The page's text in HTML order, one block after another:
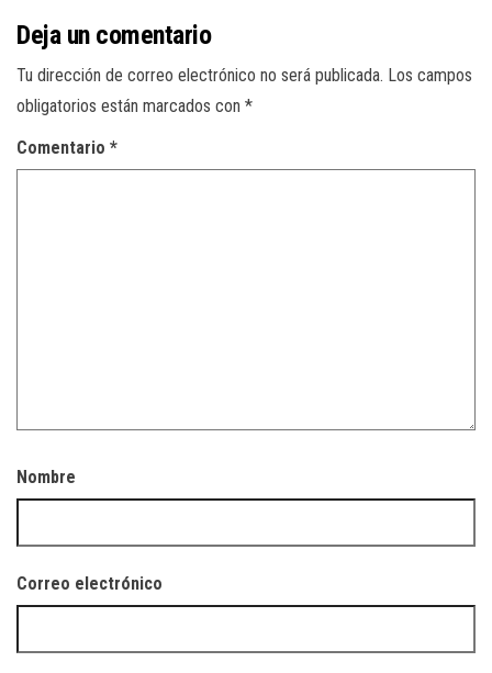
Deja un comentario
Tu dirección de correo electrónico no será publicada. Los campos
obligatorios están marcados con *
Comentario *
Nombre
Correo electrónico